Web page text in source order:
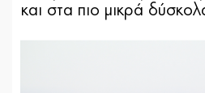
και στα πιο μικρά